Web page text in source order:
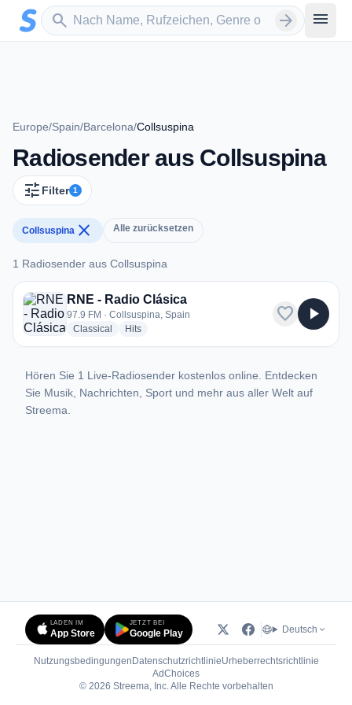
Zum Hauptinhalt springen
search
Sender suchen arrow_forward menu
Europe/Spain/Barcelona/Collsuspina
Radiosender aus Collsuspina
tune Filter 1
Collsuspina close Alle zurücksetzen
1 Radiosender aus Collsuspina
1 Radiosender aus Collsuspina
RNE - Radio Clásica
97.9 FM · Collsuspina, Spain
Classical
radio stations
Hitsradio stations
favorite play_arrow
Hören Sie 1 Live-Radiosender kostenlos online. Entdecken
Sie Musik, Nachrichten, Sport und mehr aus aller Welt auf
Streema.
LADEN IM
App Store
JETZT BEI
Google Play Deutsch
Nutzungsbedingungen DatenschutzrichtlinieUrheberrechtsrichtlinie
AdChoices(öffnet in neuem Tab)
© 2026 Streema, Inc. Alle Rechte vorbehalten